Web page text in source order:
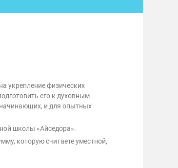
укрепление физических
его к духовным
и для опытных
школы «Айседора».
которую считаете уместной,